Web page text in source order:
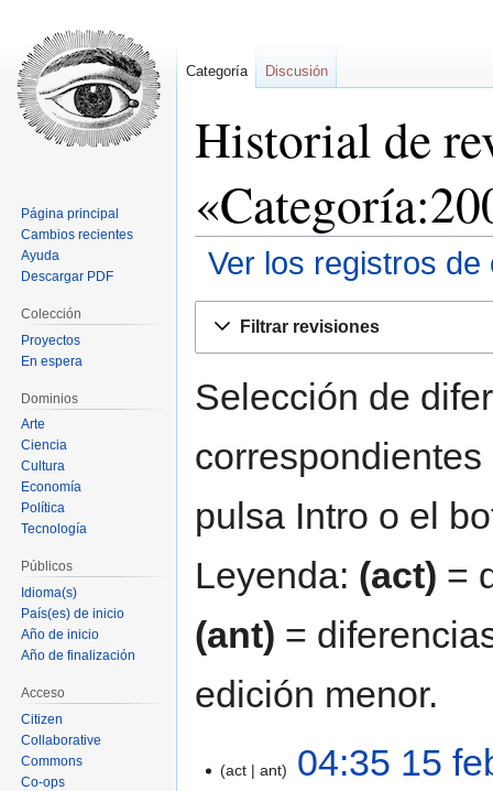
Historial de
Ver los registros de
navegación
búsqueda
Filtrar revisiones
Selección de
pulsa Intro o el
Leyenda: (act) =
(ant) =
edición menor.
act ant
04:35 15
Categoría Discusión
Página principal
Cambios recientes
Ayuda
Descargar PDF
Colección
Proyectos
En espera
Dominios
Arte
Ciencia
Cultura
Economía
Política
Tecnología
Públicos
Idioma(s)
País(es) de inicio
Año de inicio
Año de finalización
Acceso
Citizen
Collaborative
Commons
Co-ops